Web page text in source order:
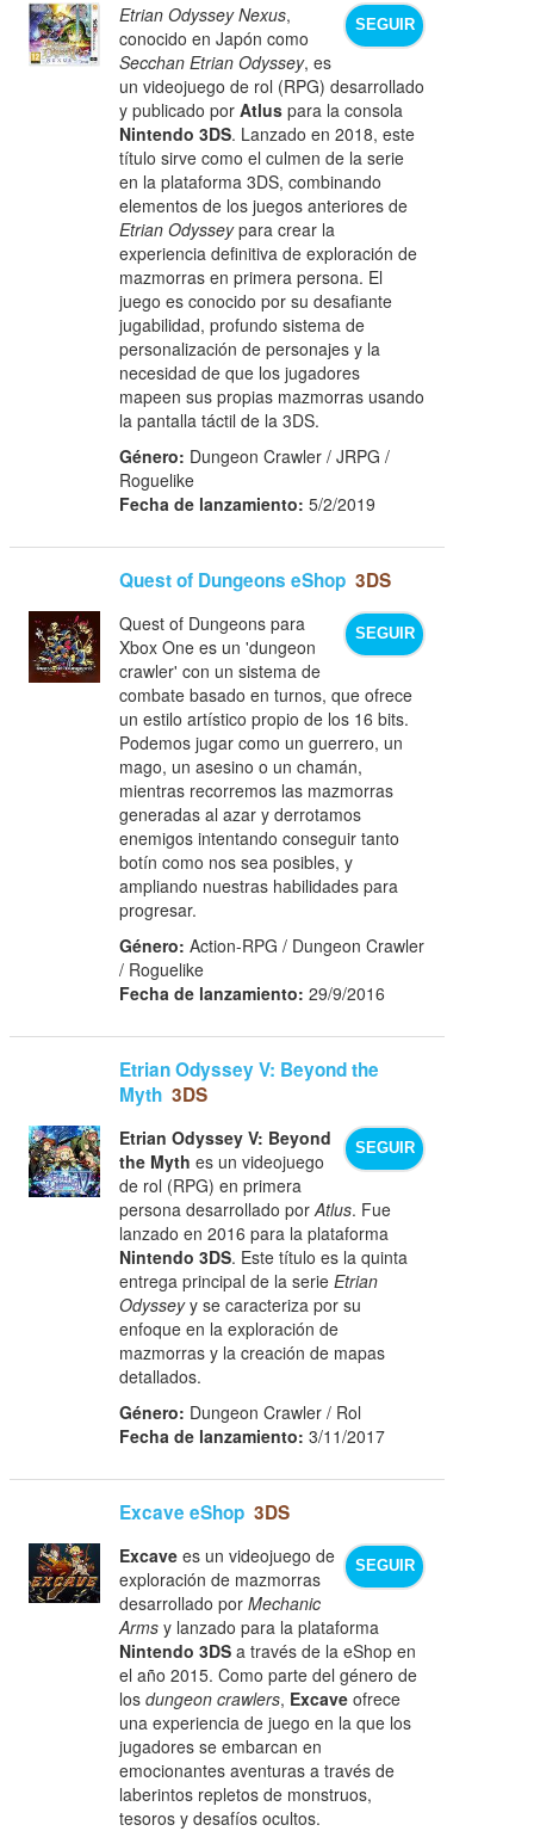
SEGUIR
Etrian Odyssey Nexus,
conocido en Japón como
Secchan Etrian Odyssey, es
un videojuego de rol (RPG) desarrollado
y publicado porAtlus para la consola
Nintendo 3DS. Lanzado en 2018, este
título sirve como el culmen de la serie
en la plataforma 3DS, combinando
elementos de los juegos anteriores de
Etrian Odysseypara crear la
experiencia definitiva de exploración de
mazmorras en primera persona. El
juego es conocido por su desafiante
jugabilidad, profundo sistema de
personalización de personajes y la
necesidad de que los jugadores
mapeen sus propias mazmorras usando
la pantalla táctil de la 3DS.
Género: Dungeon Crawler / JRPG /
Roguelike
Fecha de lanzamiento: 5/2/2019
Quest of Dungeons eShop 3DS
SEGUIR
Quest of Dungeons para
Xbox One es un 'dungeon
crawler' con un sistema de
combate basado en turnos, que ofrece
un estilo artístico propio de los 16 bits.
Podemos jugar como un guerrero, un
mago, un asesino o un chamán,
mientras recorremos las mazmorras
generadas al azar y derrotamos
enemigos intentando conseguir tanto
botín como nos sea posibles, y
ampliando nuestras habilidades para
progresar.
Género: Action-RPG / Dungeon Crawler
/ Roguelike
Fecha de lanzamiento: 29/9/2016
Etrian Odyssey V: Beyond the
Myth 3DS
SEGUIR
Etrian Odyssey V: Beyond
the Myth es un videojuego
de rol (RPG) en primera
persona desarrollado porAtlus. Fue
lanzado en 2016 para la plataforma
Nintendo 3DS. Este título es la quinta
entrega principal de la serieEtrian
Odysseyy se caracteriza por su
enfoque en la exploración de
mazmorras y la creación de mapas
detallados.
Género: Dungeon Crawler / Rol
Fecha de lanzamiento: 3/11/2017
Excave eShop 3DS
SEGUIR
Excave es un videojuego de
exploración de mazmorras
desarrollado porMechanic
Arms y lanzado para la plataforma
Nintendo 3DS a través de la eShop en
el año 2015. Como parte del género de
losdungeon crawlers, Excave ofrece
una experiencia de juego en la que los
jugadores se embarcan en
emocionantes aventuras a través de
laberintos repletos de monstruos,
tesoros y desafíos ocultos.